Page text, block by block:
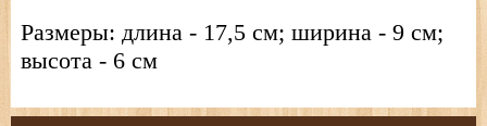
Размеры: длина - 17,5 см; ширина - 9 см;
высота - 6 см